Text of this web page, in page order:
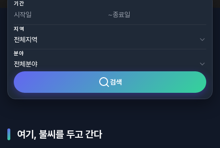
기간
~
지역
분야
검색
여기, 불씨를 두고 간다